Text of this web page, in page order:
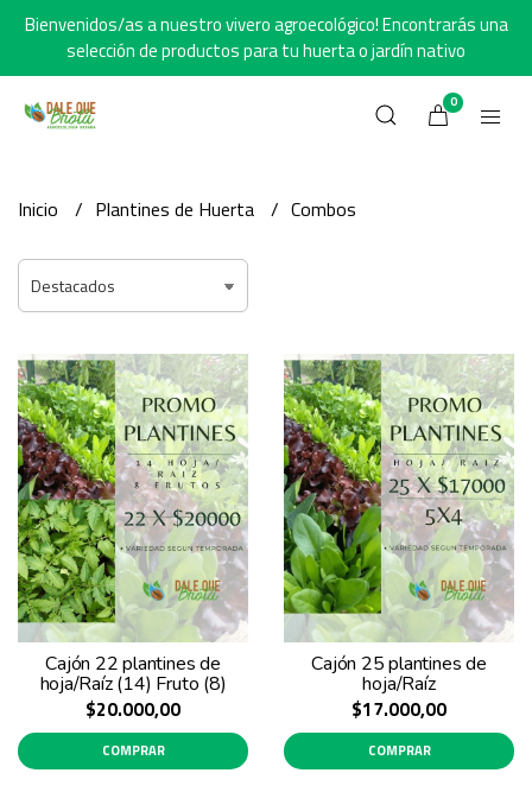
Bienvenidos/as a nuestro vivero agroecológico! Encontrarás una
selección de productos para tu huerta o jardín nativo
0
Inicio Plantines de Huerta Combos
Cajón 22 plantines de
hoja/Raíz (14) Fruto (8)
$20.000,00
COMPRAR
Cajón 25 plantines de
hoja/Raíz
$17.000,00
COMPRAR